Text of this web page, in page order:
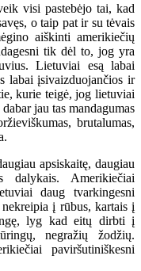
visi pastebėjo tai, kad
o taip pat ir su tėvais
aiškinti amerikiečių
tik dėl to, jog yra
Lietuviai esą labai
labai įsivaizduojančios ir
kurie teigė, jog lietuviai
jau tas mandagumas
brutalumas,
apsiskaitę, daugiau
dalykais. Amerikiečiai
daug tvarkingesni
į rūbus, kartais į
lyg kad eitų dirbti į
negražių žodžių.
paviršutiniškesni